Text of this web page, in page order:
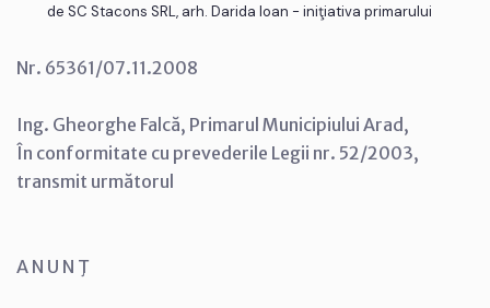
de SC Stacons SRL, arh. Darida Ioan - iniţiativa primarului
Nr. 65361/07.11.2008
Ing. Gheorghe Falcă, Primarul Municipiului Arad,
În conformitate cu prevederile Legii nr. 52/2003,
transmit următorul
A N U N Ţ